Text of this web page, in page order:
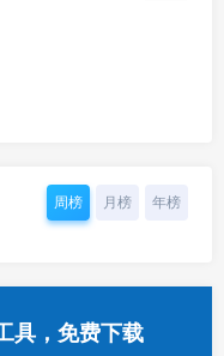
周榜 月榜 年榜
具，免费下载